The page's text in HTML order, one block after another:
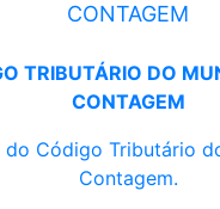
CONTAGEM
TRIBUTÁRIO DO
CONTAGEM
do Código Tributário
Contagem.